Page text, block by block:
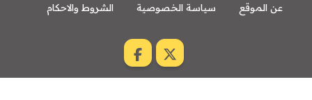
عن الموقع سياسة الخصوصية الشروط والاحكام